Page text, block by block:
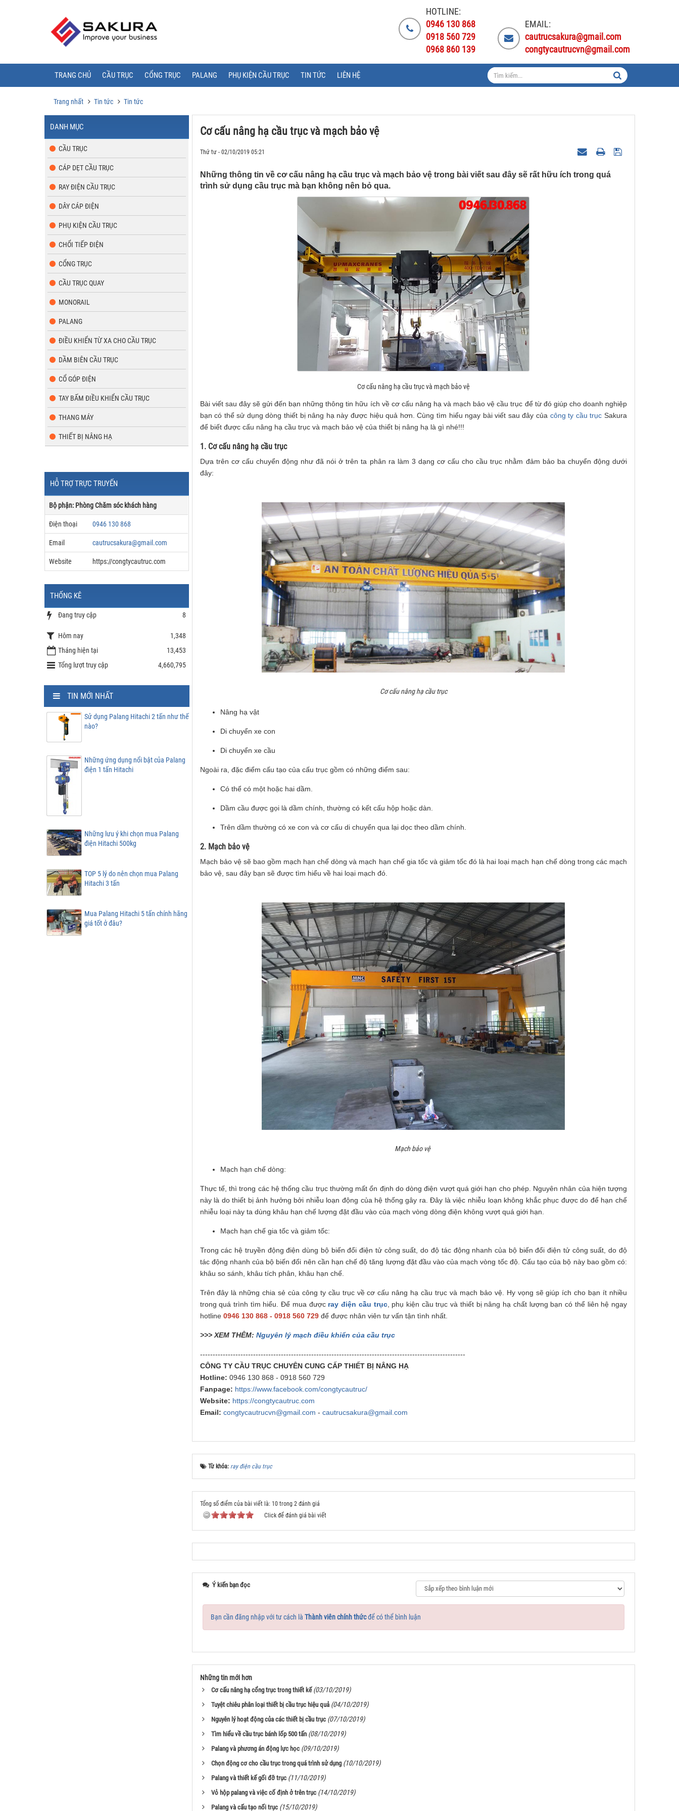
HOTLINE:
0946 130 868
0918 560 729
0968 860 139
EMAIL:
cautrucsakura@gmail.com
congtycautrucvn@gmail.com
TRANG CHỦ CẦU TRỤC CỔNG TRỤC PALANG PHỤ KIỆN CẦU TRỤC TIN TỨC LIÊN HỆ
Trang nhất Tin tức Tin tức
Cơ cấu nâng hạ cầu trục và mạch bảo vệ
Thứ tư - 02/10/2019 05:21
Những thông tin về cơ cấu nâng hạ cầu trục và mạch bảo vệ trong bài viết sau đây sẽ rất hữu ích trong quá
trình sử dụng cầu trục mà bạn không nên bỏ qua.
Cơ cấu nâng hạ cầu trục và mạch bảo vệ
Bài viết sau đây sẽ gửi đến bạn những thông tin hữu ích về cơ cấu nâng hạ và mạch bảo vệ cầu trục để từ đó giúp cho doanh nghiệp
bạn có thể sử dụng dòng thiết bị nâng hạ này được hiệu quả hơn. Cùng tìm hiểu ngay bài viết sau đây của công ty cầu trục Sakura
để biết được cấu nâng hạ cầu trục và mạch bảo vệ của thiết bị nâng hạ là gì nhé!!!
1. Cơ cấu nâng hạ cầu trục
Dựa trên cơ cấu chuyển động như đã nói ở trên ta phân ra làm 3 dạng cơ cấu cho cầu trục nhằm đảm bảo ba chuyển động dưới
đây:
Cơ cấu nâng hạ cầu trục
Nâng hạ vật
Di chuyển xe con
Di chuyển xe cầu
Ngoài ra, đặc điểm cấu tạo của cấu trục gồm có những điểm sau:
Có thể có một hoặc hai dầm.
Dầm cầu được gọi là dầm chính, thường có kết cấu hộp hoặc dàn.
Trên dầm thường có xe con và cơ cấu di chuyển qua lại dọc theo dầm chính.
2. Mạch bảo vệ
Mạch bảo vệ sẽ bao gồm mạch hạn chế dòng và mạch hạn chế gia tốc và giảm tốc đó là hai loại mạch hạn chế dòng trong các mạch
bảo vệ, sau đây bạn sẽ được tìm hiểu về hai loại mạch đó.
Mạch bảo vệ
Mạch hạn chế dòng:
Thực tế, thì trong các hệ thống cầu trục thường mất ổn định do dòng điện vượt quá giới hạn cho phép. Nguyên nhân của hiện tượng
này là do thiết bị ảnh hưởng bởi nhiễu loạn động của hệ thống gây ra. Đây là việc nhiễu loạn không khắc phục được do để hạn chế
nhiễu loại này ta dùng khâu hạn chế lượng đặt đầu vào của mạch vòng dòng điện không vượt quá giới hạn.
Mạch hạn chế gia tốc và giảm tốc:
Trong các hệ truyền động điện dùng bộ biến đổi điện tử công suất, do độ tác động nhanh của bộ biến đổi điện tử công suất, do độ
tác động nhanh của bộ biến đổi nên cần hạn chế độ tăng lượng đặt đầu vào của mạch vòng tốc độ. Cấu tạo của bộ này bao gồm có:
khâu so sánh, khâu tích phân, khâu hạn chế.
Trên đây là những chia sẻ của công ty cầu trục về cơ cấu nâng hạ cầu trục và mạch bảo vệ. Hy vọng sẽ giúp ích cho bạn ít nhiều
trong quá trình tìm hiểu. Để mua được ray điện cầu trục, phụ kiện cầu trục và thiết bị nâng hạ chất lượng bạn có thể liên hệ ngay
hotline 0946 130 868 - 0918 560 729để được nhân viên tư vấn tận tình nhất.
>>> XEM THÊM: Nguyên lý mạch điều khiển của cầu trục
---------------------------------------------------------------------------------------------------------
CÔNG TY CẦU TRỤC CHUYÊN CUNG CẤP THIẾT BỊ NÂNG HẠ
Hotline: 0946 130 868 - 0918 560 729
Fanpage: https://www.facebook.com/congtycautruc/
Website: https://congtycautruc.com
Email: congtycautrucvn@gmail.com - cautrucsakura@gmail.com
Từ khóa: ray điện cầu trục
Tổng số điểm của bài viết là: 10 trong 2 đánh giá
Click để đánh giá bài viết
Ý kiến bạn đọc
Bạn cần đăng nhập với tư cách là Thành viên chính thứcđể có thể bình luận
Những tin mới hơn
Cơ cấu nâng hạ cổng trục trong thiết kế (03/10/2019)
Tuyệt chiêu phân loại thiết bị cầu trục hiệu quả (04/10/2019)
Nguyên lý hoạt động của các thiết bị cầu trục (07/10/2019)
Tìm hiểu về cầu trục bánh lốp 500 tấn (08/10/2019)
Palang và phương án động lực học (09/10/2019)
Chọn động cơ cho cầu trục trong quá trình sử dụng (10/10/2019)
Palang và thiết kế gối đỡ trục (11/10/2019)
Vỏ hộp palang và việc cố định ở trên trục (14/10/2019)
Palang và cấu tạo nối trục (15/10/2019)
DANH MỤC
CẦU TRỤC
CÁP DẸT CẦU TRỤC
RAY ĐIỆN CẦU TRỤC
DÂY CÁP ĐIỆN
PHỤ KIỆN CẦU TRỤC
CHỔI TIẾP ĐIỆN
CỔNG TRỤC
CẦU TRỤC QUAY
MONORAIL
PALANG
ĐIỀU KHIỂN TỪ XA CHO CẦU TRỤC
DẦM BIÊN CẦU TRỤC
CỔ GÓP ĐIỆN
TAY BẤM ĐIỀU KHIỂN CẦU TRỤC
THANG MÁY
THIẾT BỊ NÂNG HẠ
HỖ TRỢ TRỰC TRUYẾN
Bộ phận: Phòng Chăm sóc khách hàng
Điện thoại 0946 130 868
Email cautrucsakura@gmail.com
Website https://congtycautruc.com
THỐNG KÊ
Đang truy cập 8
Hôm nay
1,348
Tháng hiện tại
13,453
Tổng lượt truy cập
4,660,795
TIN MỚI NHẤT
Sử dụng Palang Hitachi 2 tấn như thế
nào?
Những ứng dụng nổi bật của Palang
điện 1 tấn Hitachi
Những lưu ý khi chọn mua Palang
điện Hitachi 500kg
TOP 5 lý do nên chọn mua Palang
Hitachi 3 tấn
Mua Palang Hitachi 5 tấn chính hãng
giá tốt ở đâu?